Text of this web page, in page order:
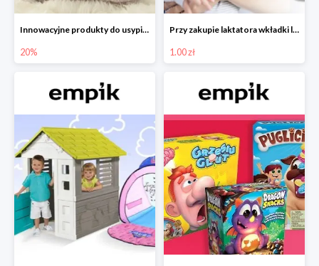
Innowacyjne produkty do usypiania w Empiku -20%
20%
Przy zakupie laktatora wkładki laktacyjne za 1 zł!
1.00 zł